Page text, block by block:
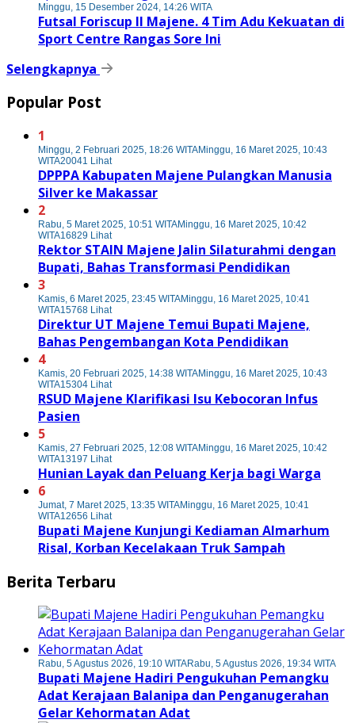
Minggu, 15 Desember 2024, 14:26 WITA
Futsal Foriscup II Majene. 4 Tim Adu Kekuatan di
Sport Centre Rangas Sore Ini
Selengkapnya
Popular Post
1
Minggu, 2 Februari 2025, 18:26 WITAMinggu, 16 Maret 2025, 10:43
WITA20041 Lihat
DPPPA Kabupaten Majene Pulangkan Manusia
Silver ke Makassar
2
Rabu, 5 Maret 2025, 10:51 WITAMinggu, 16 Maret 2025, 10:42
WITA16829 Lihat
Rektor STAIN Majene Jalin Silaturahmi dengan
Bupati, Bahas Transformasi Pendidikan
3
Kamis, 6 Maret 2025, 23:45 WITAMinggu, 16 Maret 2025, 10:41
WITA15768 Lihat
Direktur UT Majene Temui Bupati Majene,
Bahas Pengembangan Kota Pendidikan
4
Kamis, 20 Februari 2025, 14:38 WITAMinggu, 16 Maret 2025, 10:43
WITA15304 Lihat
RSUD Majene Klarifikasi Isu Kebocoran Infus
Pasien
5
Kamis, 27 Februari 2025, 12:08 WITAMinggu, 16 Maret 2025, 10:42
WITA13197 Lihat
Hunian Layak dan Peluang Kerja bagi Warga
6
Jumat, 7 Maret 2025, 13:35 WITAMinggu, 16 Maret 2025, 10:41
WITA12656 Lihat
Bupati Majene Kunjungi Kediaman Almarhum
Risal, Korban Kecelakaan Truk Sampah
Berita Terbaru
Rabu, 5 Agustus 2026, 19:10 WITARabu, 5 Agustus 2026, 19:34 WITA
Bupati Majene Hadiri Pengukuhan Pemangku
Adat Kerajaan Balanipa dan Penganugerahan
Gelar Kehormatan Adat